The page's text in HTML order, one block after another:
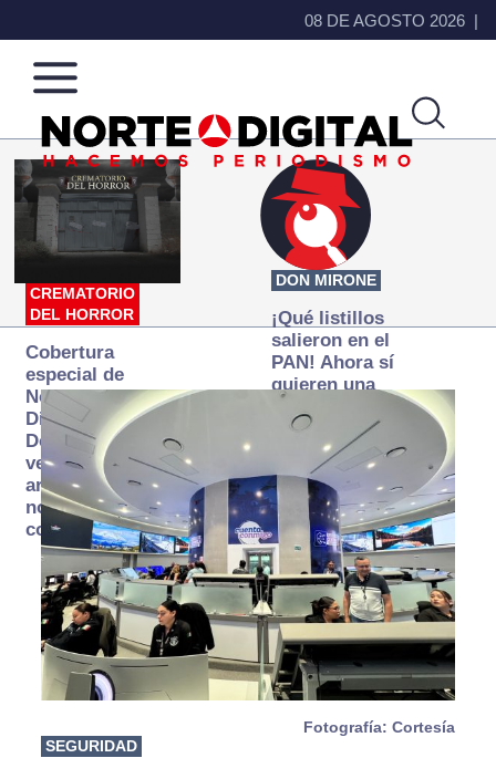
08 DE AGOSTO 2026
Norte
de
Ciudad
Más
que
noticias,
hacemos periodismo
CREMATORIO
DEL HORROR
Cobertura
especial de
Norte
Digital:
Donde la
verdad
arde… pero
no se
consume
DON MIRONE
¡Qué listillos
salieron en el
PAN! Ahora sí
quieren una
autónoma… y
transexenal
Fotografía: Cortesía
SEGURIDAD